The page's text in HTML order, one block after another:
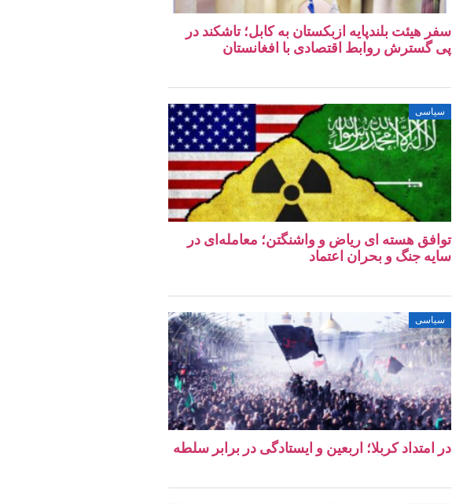
سفر هیئت بلندپایه ازبکستان به کابل؛ تاشکند در
پی گسترش روابط اقتصادی با افغانستان
سیاسی
توافق هسته‌ ای ریاض و واشنگتن؛ معامله‌ای در
سایه جنگ و بحران اعتماد
سیاسی
در امتداد کربلا؛ اربعین و ایستادگی در برابر سلطه